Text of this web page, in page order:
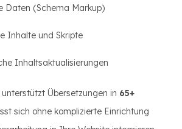
Daten (Schema Markup)
Inhalte und Skripte
Inhaltsaktualisierungen
Übersetzungen in 65+
sich ohne komplizierte Einrichtung